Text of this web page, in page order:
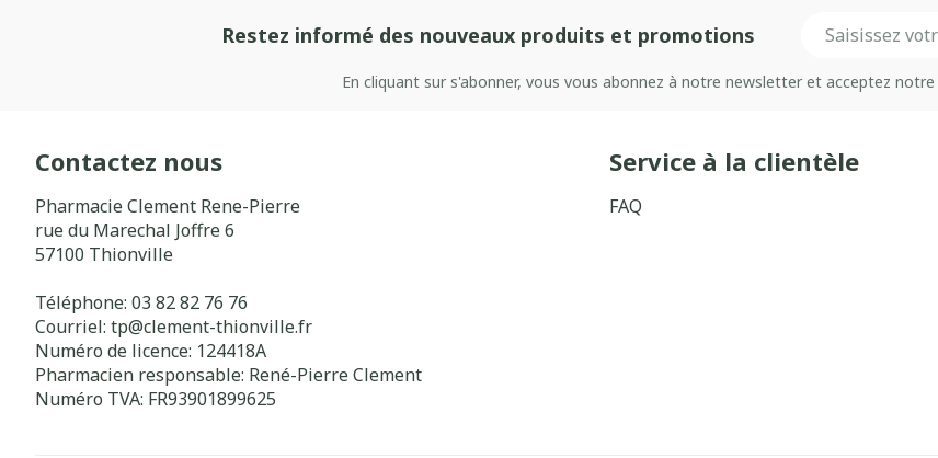
Restez informé des nouveaux produits et promotions
En cliquant sur s'abonner, vous vous abonnez à notre newsletter et acceptez notre
Contactez nous
Pharmacie Clement Rene-Pierre
rue du Marechal Joffre 6
57100 Thionville
Téléphone: 03 82 82 76 76
Courriel: tp@clement-thionville.fr
Numéro de licence: 124418A
Pharmacien responsable: René-Pierre Clement
Numéro TVA: FR93901899625
Service à la clientèle
FAQ